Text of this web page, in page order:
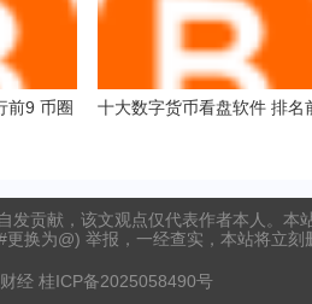
前9 币圈
十大数字货币看盘软件 排名
发贡献，该文观点仅代表作者本人。
换为@) 举报，一经查实，本站将立刻
经 桂ICP备2025058490号